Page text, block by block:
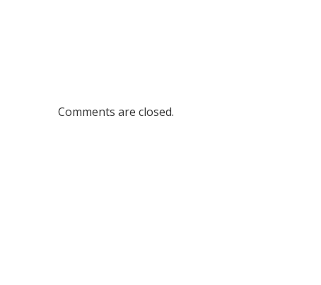
Comments are closed.